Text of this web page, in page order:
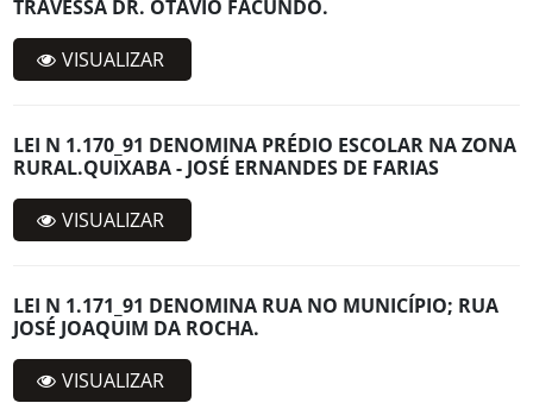
TRAVESSA DR. OTÁVIO FACUNDO.
VISUALIZAR
LEI N 1.170_91 DENOMINA PRÉDIO ESCOLAR NA ZONA
RURAL.QUIXABA - JOSÉ ERNANDES DE FARIAS
VISUALIZAR
LEI N 1.171_91 DENOMINA RUA NO MUNICÍPIO; RUA
JOSÉ JOAQUIM DA ROCHA.
VISUALIZAR